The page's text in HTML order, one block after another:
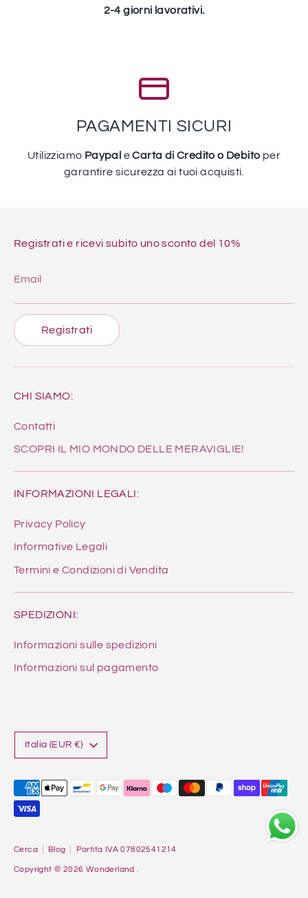
2-4 giorni lavorativi.
PAGAMENTI SICURI
Utilizziamo Paypal eCarta di Credito o Debito per
garantire sicurezza ai tuoi acquisti.
Registrati e ricevi subito uno sconto del 10%
Email
Registrati
CHI SIAMO:
Contatti
SCOPRI IL MIO MONDO DELLE MERAVIGLIE!
INFORMAZIONI LEGALI:
Privacy Policy
Informative Legali
Termini e Condizioni di Vendita
SPEDIZIONI:
Informazioni sulle spedizioni
Informazioni sul pagamento
Cerca Blog Partita IVA 07802541214
Copyright © 2026 Wonderland.
Valuta
Italia (EUR €)
Metodi
di
pagamento